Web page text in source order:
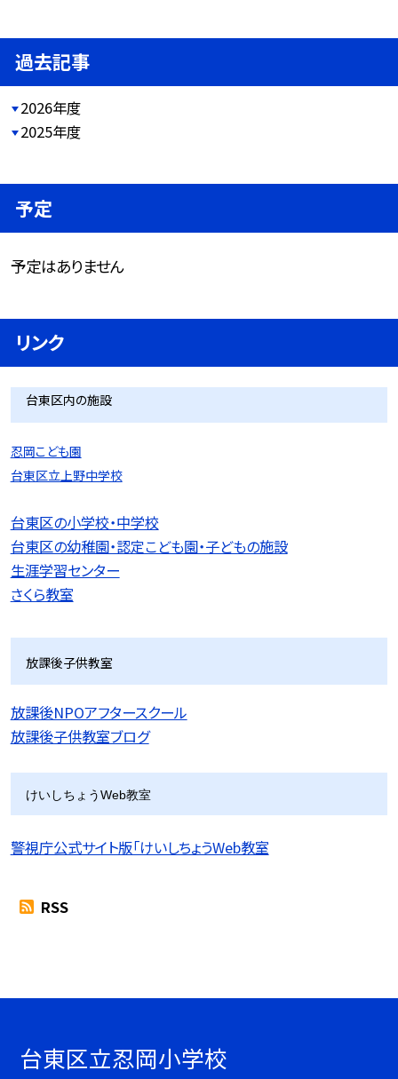
過去記事
2026年度
2025年度
予定
予定はありません
リンク
台東区内の施設
忍岡こども園
台東区立上野中学校
台東区の小学校・中学校
台東区の幼稚園・認定こども園・子どもの施設
生涯学習センター
さくら教室
放課後子供教室
放課後NPOアフタースクール
放課後子供教室ブログ
けいしちょうWeb教室
警視庁公式サイト版「けいしちょうWeb教室
RSS
台東区立忍岡小学校